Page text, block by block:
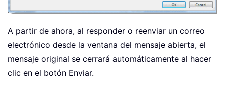
A partir de ahora, al responder o reenviar un correo
electrónico desde la ventana del mensaje abierta, el
mensaje original se cerrará automáticamente al hacer
clic en el botón Enviar.